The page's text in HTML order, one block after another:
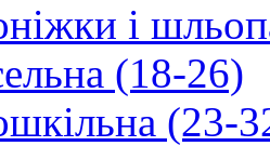
і
(18-26)
(23-